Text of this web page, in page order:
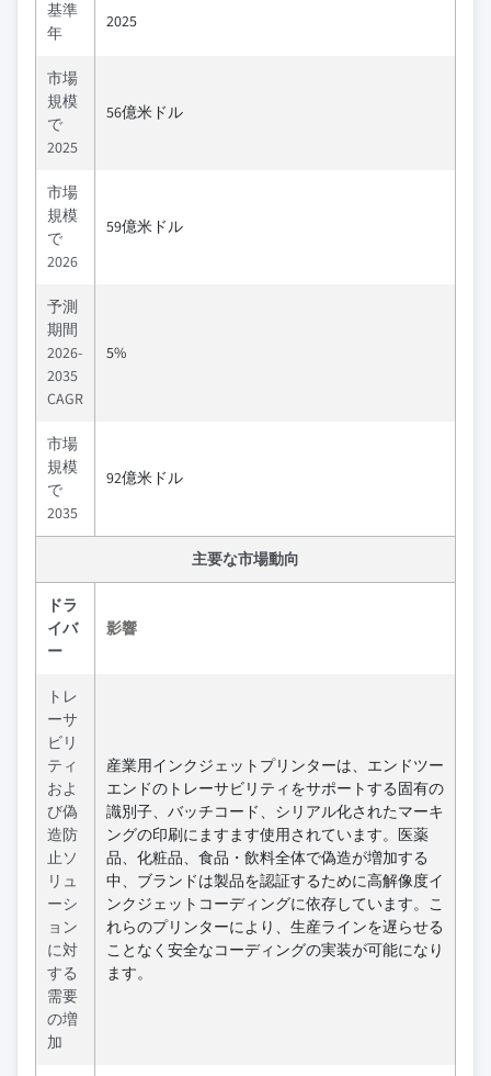
基準
年
2025
市場
規模
で
2025
56億米ドル
市場
規模
で
2026
59億米ドル
予測
期間
2026-
2035
CAGR
5%
市場
規模
で
2035
92億米ドル
主要な市場動向
ドラ
イバ
ー
影響
トレ
ーサ
ビリ
ティ
およ
び偽
造防
止ソ
リュ
ーシ
ョン
に対
する
需要
の増
加
産業用インクジェットプリンターは、エンドツー
エンドのトレーサビリティをサポートする固有の
識別子、バッチコード、シリアル化されたマーキ
ングの印刷にますます使用されています。医薬
品、化粧品、食品・飲料全体で偽造が増加する
中、ブランドは製品を認証するために高解像度イ
ンクジェットコーディングに依存しています。こ
れらのプリンターにより、生産ラインを遅らせる
ことなく安全なコーディングの実装が可能になり
ます。